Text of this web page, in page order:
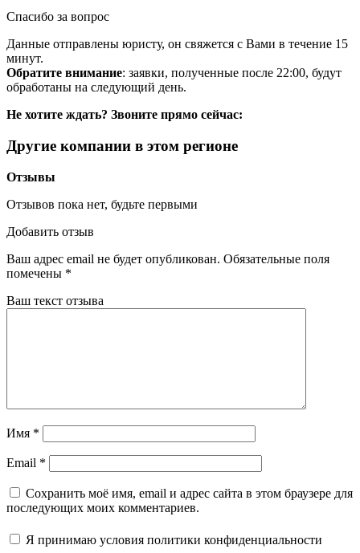
Спасибо за вопрос
Данные отправлены юристу, он свяжется с Вами в течение 15
минут.
Обратите внимание: заявки, полученные после 22:00, будут
обработаны на следующий день.
Не хотите ждать? Звоните прямо сейчас:
Другие компании в этом регионе
Отзывы
Отзывов пока нет, будьте первыми
Добавить отзыв
Ваш адрес email не будет опубликован. Обязательные поля
помечены *
Ваш текст отзыва
Имя *
Email *
Сохранить моё имя, email и адрес сайта в этом браузере для
последующих моих комментариев.
Я принимаю условия политики конфиденциальности